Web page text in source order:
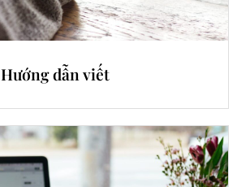
Hướng dẫn viết